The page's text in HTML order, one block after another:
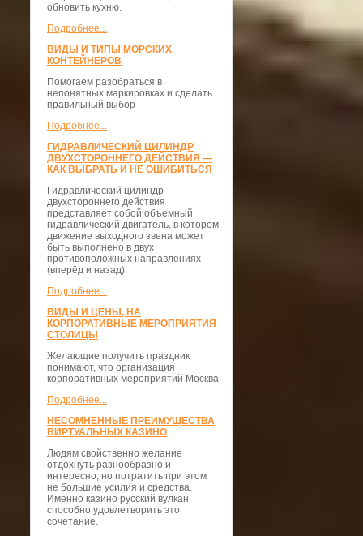
обновить кухню.
Подробнее...
ВИДЫ И ТИПЫ МОРСКИХ
КОНТЕЙНЕРОВ
Помогаем разобраться в
непонятных маркировках и сделать
правильный выбор
Подробнее...
ГИДРАВЛИЧЕСКИЙ ЦИЛИНДР
ДВУХСТОРОННЕГО ДЕЙСТВИЯ —
КАК ВЫБРАТЬ И НЕ ОШИБИТЬСЯ
Гидравлический цилиндр
двухстороннего действия
представляет собой объемный
гидравлический двигатель, в котором
движение выходного звена может
быть выполнено в двух
противоположных направлениях
(вперёд и назад).
Подробнее...
ВИДЫ И ЦЕНЫ, НА
КОРПОРАТИВНЫЕ МЕРОПРИЯТИЯ
СТОЛИЦЫ
Желающие получить праздник
понимают, что организация
корпоративных мероприятий Москва
Подробнее...
НЕСОМНЕННЫЕ ПРЕИМУЩЕСТВА
ВИРТУАЛЬНЫХ КАЗИНО
Людям свойственно желание
отдохнуть разнообразно и
интересно, но потратить при этом
не большие усилия и средства.
Именно казино русский вулкан
способно удовлетворить это
сочетание.